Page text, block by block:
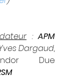
: APM
Dargaud,
Due